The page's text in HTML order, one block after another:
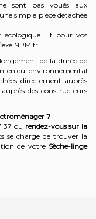
sont pas voués aux
simple pièce détachée
Et pour vos
NPM.fr
de la durée de
enjeu environnemental
directement auprès
des constructeurs
?
37 ou rendez-vous sur la
se charge de trouver la
de votre Sèche-linge